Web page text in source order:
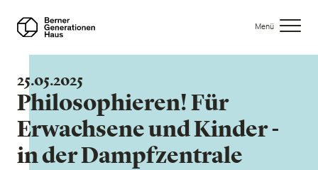
zum
Menü
25.05.2025
Philosophieren! Für
Erwachsene und Kinder -
in der Dampfzentrale